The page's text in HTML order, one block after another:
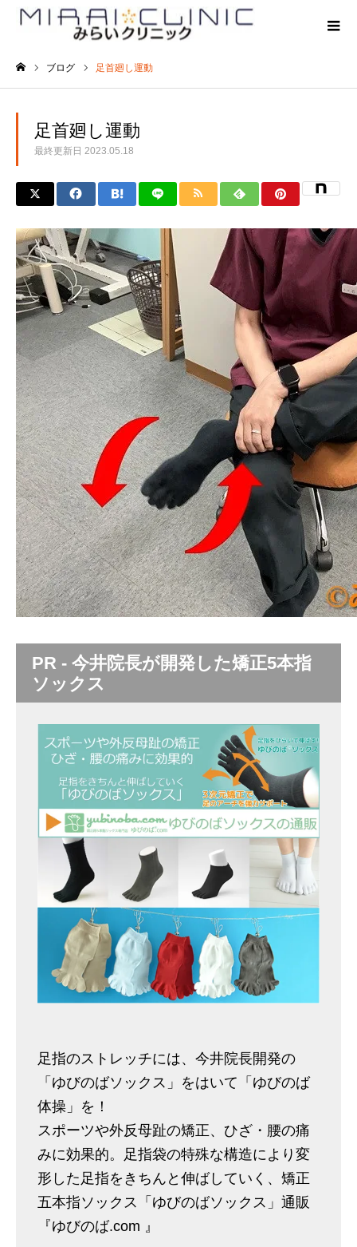
ブログ 足首廻し運動
足首廻し運動
最終更新日 2023.05.18
PR - 今井院長が開発した矯正5本指
ソックス
足指のストレッチには、今井院長開発の
「ゆびのばソックス」をはいて「ゆびのば
体操」を！
スポーツや外反母趾の矯正、ひざ・腰の痛
みに効果的。足指袋の特殊な構造により変
形した足指をきちんと伸ばしていく、矯正
五本指ソックス「ゆびのばソックス」通販
『ゆびのば.com 』